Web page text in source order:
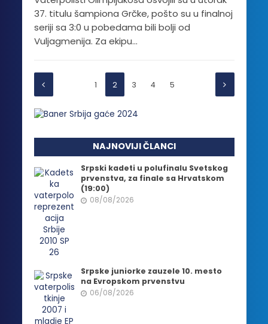
37. titulu šampiona Grčke, pošto su u finalnoj
seriji sa 3:0 u pobedama bili bolji od
Vuljagmenija. Za ekipu...
1 2 3 4 5
NAJNOVIJI ČLANCI
Srpski kadeti u polufinalu Svetskog
prvenstva, za finale sa Hrvatskom
(19:00)
08/08/2026
Srpske juniorke zauzele 10. mesto
na Evropskom prvenstvu
06/08/2026